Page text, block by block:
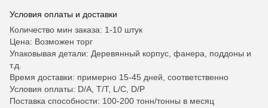
Условия оплаты и доставки
Количество мин заказа: 1-10 штук
Цена: Возможен торг
Упаковывая детали: Деревянный корпус, фанера, поддоны и
т.д.
Время доставки: примерно 15-45 дней, соответственно
Условия оплаты: D/A, T/T, L/C, D/P
Поставка способности: 100-200 тонн/тонны в месяц